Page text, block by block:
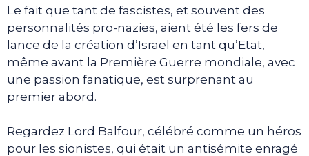
Le fait que tant de fascistes, et souvent des
personnalités pro-nazies, aient été les fers de
lance de la création d’Israël en tant qu’Etat,
même avant la Première Guerre mondiale, avec
une passion fanatique, est surprenant au
premier abord.
Regardez Lord Balfour, célébré comme un héros
pour les sionistes, qui était un antisémite enragé